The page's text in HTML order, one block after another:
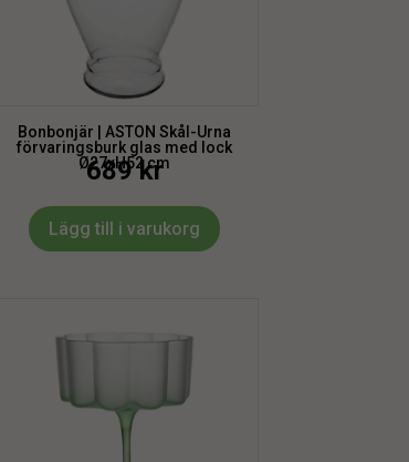
Bonbonjär | ASTON Skål-Urna
förvaringsburk glas med lock
Ø27xH52 cm
689kr
Lägg till i varukorg